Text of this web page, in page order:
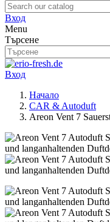
Вход
Menu
Търсене
Вход
Начало
CAR & Autoduft
Areon Vent 7